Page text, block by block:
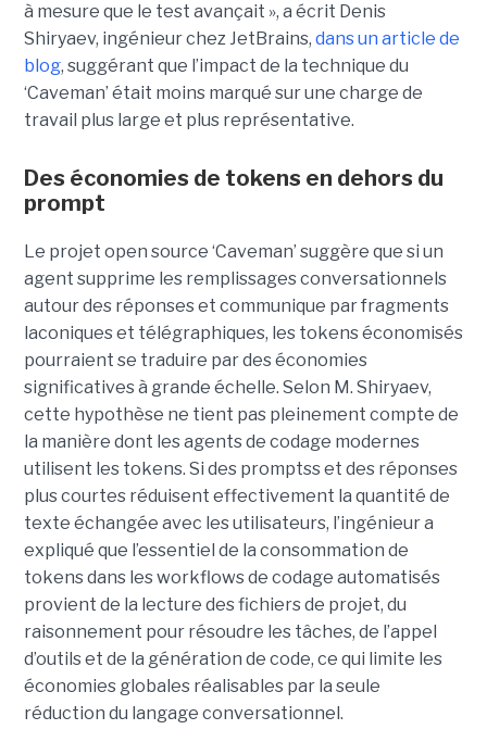
à mesure que le test avançait », a écrit Denis
Shiryaev, ingénieur chez JetBrains, dans un article de
blog, suggérant que l’impact de la technique du
‘Caveman’ était moins marqué sur une charge de
travail plus large et plus représentative.
Des économies de tokens en dehors du
prompt
Le projet open source ‘Caveman’ suggère que si un
agent supprime les remplissages conversationnels
autour des réponses et communique par fragments
laconiques et télégraphiques, les tokens économisés
pourraient se traduire par des économies
significatives à grande échelle. Selon M. Shiryaev,
cette hypothèse ne tient pas pleinement compte de
la manière dont les agents de codage modernes
utilisent les tokens. Si des promptss et des réponses
plus courtes réduisent effectivement la quantité de
texte échangée avec les utilisateurs, l’ingénieur a
expliqué que l’essentiel de la consommation de
tokens dans les workflows de codage automatisés
provient de la lecture des fichiers de projet, du
raisonnement pour résoudre les tâches, de l’appel
d’outils et de la génération de code, ce qui limite les
économies globales réalisables par la seule
réduction du langage conversationnel.